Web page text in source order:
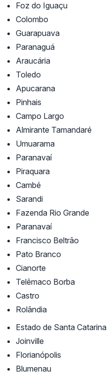
Foz do Iguaçu
Colombo
Guarapuava
Paranaguá
Araucária
Toledo
Apucarana
Pinhais
Campo Largo
Almirante Tamandaré
Umuarama
Paranavaí
Piraquara
Cambé
Sarandi
Fazenda Rio Grande
Paranavaí
Francisco Beltrão
Pato Branco
Cianorte
Telêmaco Borba
Castro
Rolândia
Estado de Santa Catarina
Joinville
Florianópolis
Blumenau